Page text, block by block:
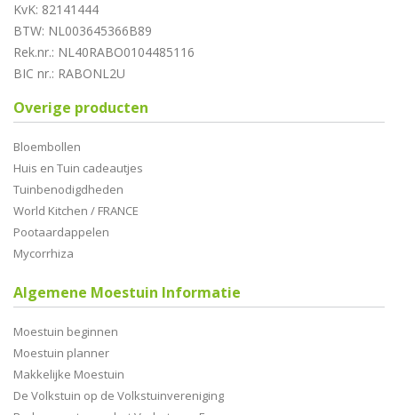
KvK: 82141444
BTW: NL003645366B89
Rek.nr.: NL40RABO0104485116
BIC nr.: RABONL2U
Overige producten
Bloembollen
Huis en Tuin cadeautjes
Tuinbenodigdheden
World Kitchen / FRANCE
Pootaardappelen
Mycorrhiza
Algemene Moestuin Informatie
Moestuin beginnen
Moestuin planner
Makkelijke Moestuin
De Volkstuin op de Volkstuinvereniging